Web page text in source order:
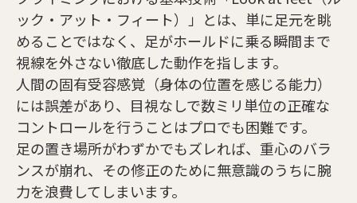
ック・アット・フィート）」とは、単に足元を眺
めることではなく、足がホールドに乗る瞬間まで
視線を外さない徹底した動作を指します。
人間の固有受容感覚（身体の位置を感じる能力）
には誤差があり、目視なしで数ミリ単位の正確な
コントロールを行うことはプロでも困難です。
足の置き場所がわずかでもズレれば、重心のバラ
ンスが崩れ、その修正のために無意識のうちに腕
力を浪費してしまいます。